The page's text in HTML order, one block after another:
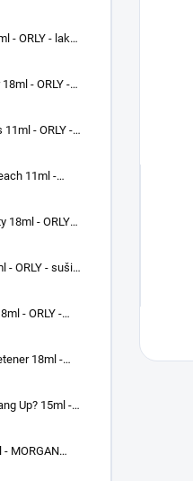
- ORLY - lak
- ORLY -
- ORLY -
11ml -
18ml - ORLY
ošetrujúci
- ORLY - sušič
- ORLY -
lak na
18ml -
Up? 15ml -
- lak na
- MORGAN
nechty